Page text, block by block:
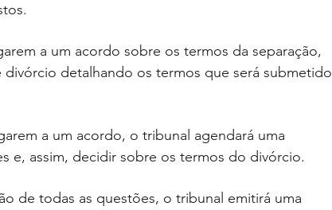
a um acordo sobre os termos da separação,
detalhando os termos que será submetido
a um acordo, o tribunal agendará uma
e, assim, decidir sobre os termos do divórcio.
de todas as questões, o tribunal emitirá uma